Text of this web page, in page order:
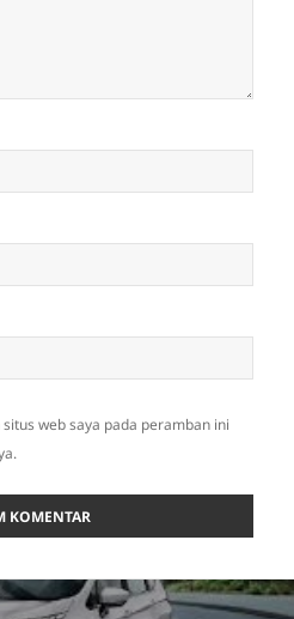
web saya pada peramban ini